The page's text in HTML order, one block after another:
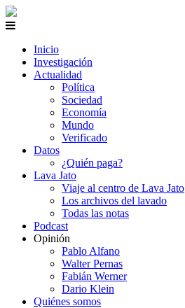
Inicio
Investigación
Actualidad
Política
Sociedad
Economía
Mundo
Verificado
Datos
¿Quién paga?
Lava Jato
Viaje al centro de Lava Jato
Los archivos del lavado
Todas las notas
Podcast
Opinión
Pablo Alfano
Walter Pernas
Fabián Werner
Dario Klein
Quiénes somos